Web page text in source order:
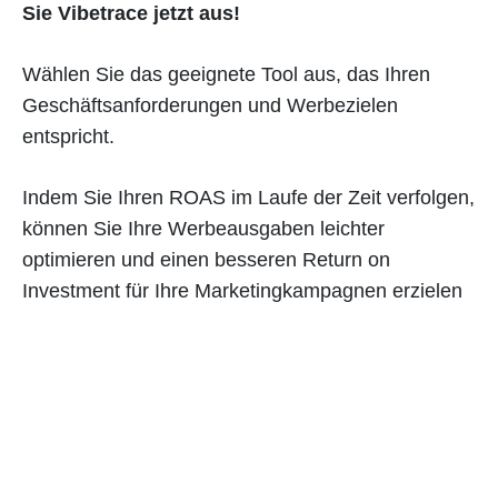
Sie Vibetrace jetzt aus!
Wählen Sie das geeignete Tool aus, das Ihren
Geschäftsanforderungen und Werbezielen
entspricht.
Indem Sie Ihren ROAS im Laufe der Zeit verfolgen,
können Sie Ihre Werbeausgaben leichter
optimieren und einen besseren Return on
Investment für Ihre Marketingkampagnen erzielen